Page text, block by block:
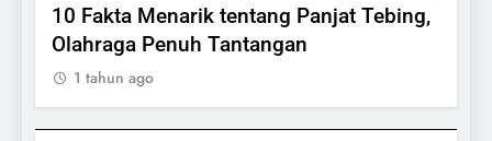
10 Fakta Menarik tentang Panjat Tebing,
Olahraga Penuh Tantangan
1 tahun ago